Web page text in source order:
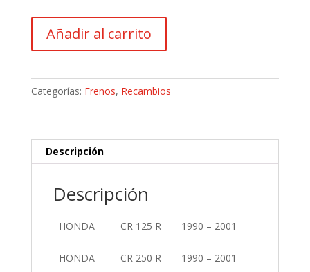
PASADORES
FRENO
cantidad
Añadir al carrito
Categorías: Frenos, Recambios
Descripción
Descripción
HONDA CR 125 R 1990 – 2001
HONDA CR 250 R 1990 – 2001